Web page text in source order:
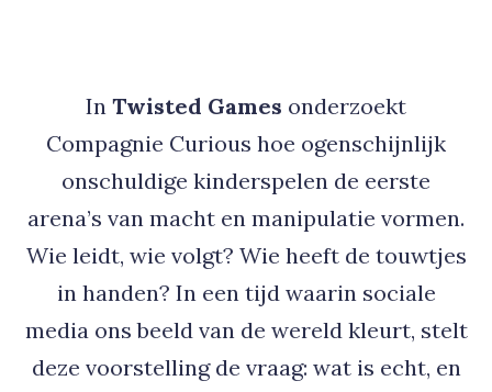
In Twisted Games onderzoekt
Compagnie Curious hoe ogenschijnlijk
onschuldige kinderspelen de eerste
arena’s van macht en manipulatie vormen.
Wie leidt, wie volgt? Wie heeft de touwtjes
in handen? In een tijd waarin sociale
media ons beeld van de wereld kleurt, stelt
deze voorstelling de vraag: wat is echt, en